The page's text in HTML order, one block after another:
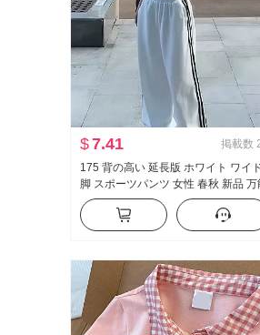
$7.41 掲載数
175 背の高い 延長版 ホワイト ワイ
脚 スポーツパンツ 女性 春秋 新品 万
ストライプ カジュアル フロアレング
ス ズボン